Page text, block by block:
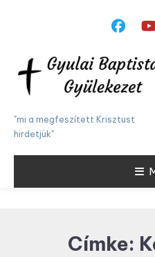
"mi a megfeszített Krisztust
hirdetjük"
Címke: